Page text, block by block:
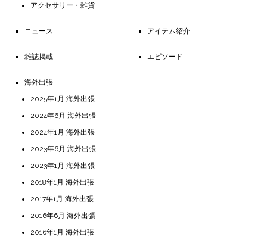
アクセサリー・雑貨
ニュース アイテム紹介
雑誌掲載 エピソード
海外出張
2025年1月 海外出張
2024年6月 海外出張
2024年1月 海外出張
2023年6月 海外出張
2023年1月 海外出張
2018年1月 海外出張
2017年1月 海外出張
2016年6月 海外出張
2016年1月 海外出張